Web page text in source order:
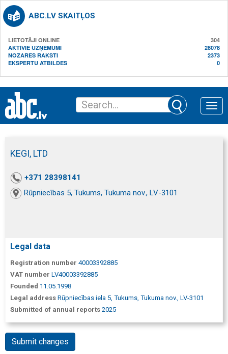
ABC.LV SKAITĻOS
LIETOTĀJI ONLINE
304
AKTĪVIE UZŅĒMUMI
28078
NOZARES RAKSTI
2373
EKSPERTU ATBILDES
0
Toggle
KEGI, LTD
+371 28398141
Rūpniecības 5, Tukums, Tukuma nov., LV-3101
Legal data
Registration number 40003392885
VAT number LV40003392885
Founded 11.05.1998
Legal address Rūpniecības iela 5, Tukums, Tukuma nov., LV-3101
Submitted of annual reports 2025
Submit changes